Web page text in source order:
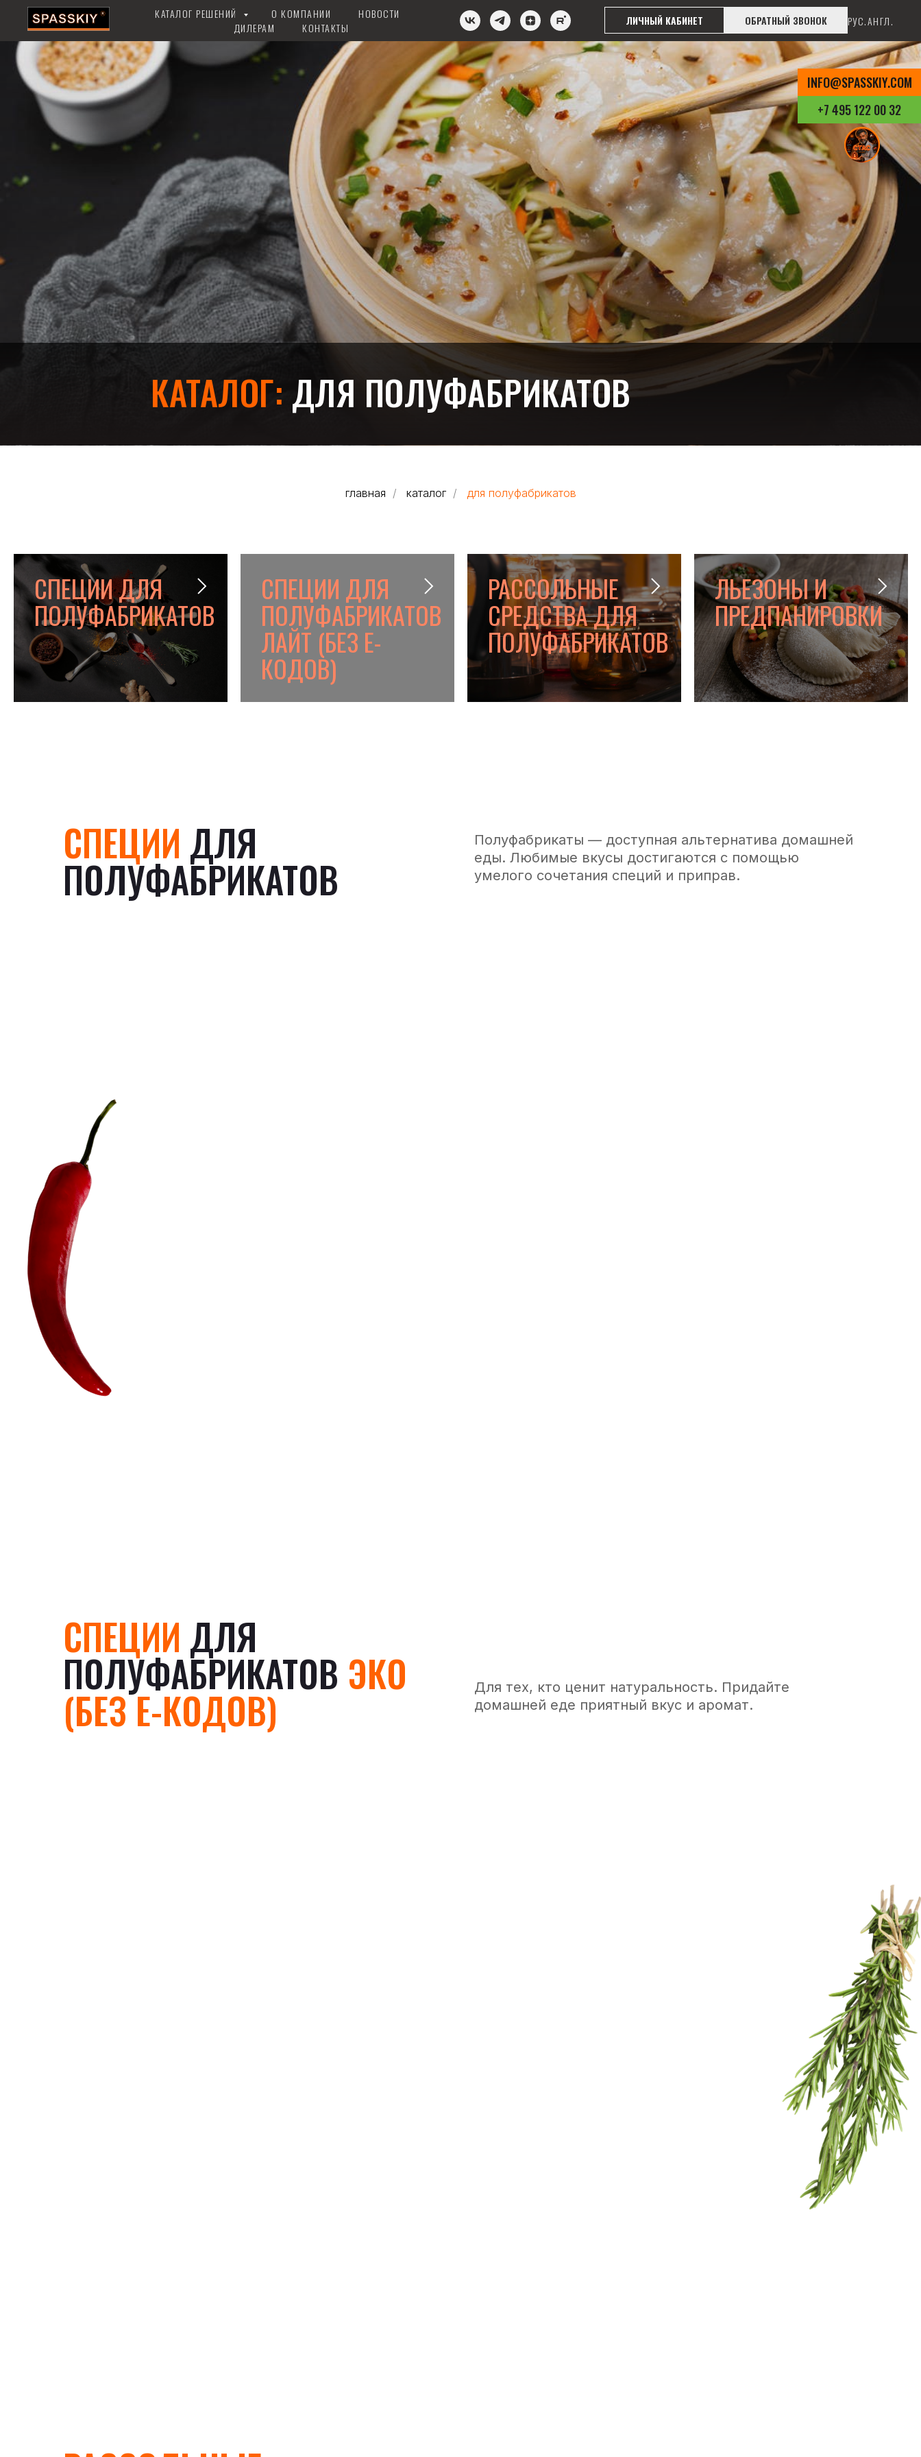
КАТАЛОГ РЕШЕНИЙ О КОМПАНИИ
НОВОСТИ
ДИЛЕРАМ
КОНТАКТЫ
ЛИЧНЫЙ КАБИНЕТ ОБРАТНЫЙ ЗВОНОК РУС.АНГЛ.
INFO@SPASSKIY.COM
+7 495 122 00 32
КАТАЛОГ: ДЛЯ ПОЛУФАБРИКАТОВ
главная / каталог / для полуфабрикатов
СПЕЦИИ ДЛЯ
ПОЛУФАБРИКАТОВ
СПЕЦИИ ДЛЯ
ПОЛУФАБРИКАТОВ
ЛАЙТ (БЕЗ E-
КОДОВ)
РАССОЛЬНЫЕ
СРЕДСТВА ДЛЯ
ПОЛУФАБРИКАТОВ
ЛЬЕЗОНЫ И
ПРЕДПАНИРОВКИ
СПЕЦИИ ДЛЯ
ПОЛУФАБРИКАТОВ
Полуфабрикаты — доступная альтернатива домашней
еды. Любимые вкусы достигаются с помощью
умелого сочетания специй и приправ.
СПЕЦИИ ДЛЯ
ПОЛУФАБРИКАТОВ ЭКО
(БЕЗ Е-КОДОВ)
Для тех, кто ценит натуральность. Придайте
домашней еде приятный вкус и аромат.